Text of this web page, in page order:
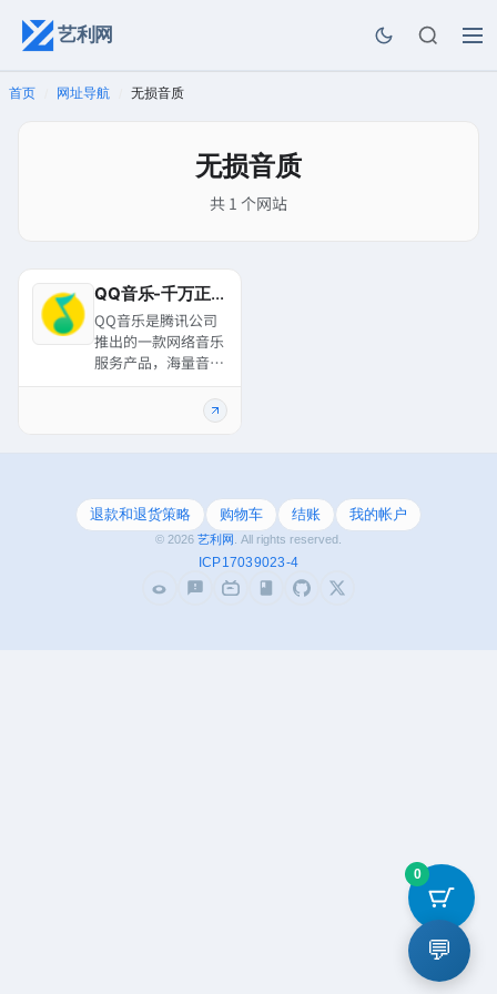
艺利网
首页 网址导航 无损音质
无损音质
共 1 个网站
QQ音乐-千万正版音乐海量无损曲库新歌热歌天天畅听的高品质音乐平台！
QQ音乐是腾讯公司
推出的一款网络音乐
服务产品，海量音乐
在线首发、歌词翻
译、手机铃声下载、
背景音乐设置、MV
观看等，是互联网音
乐播放和下载的优
退款和退货策略 购物车 结账 我的帐户
© 2026 艺利网 . All rights reserved.
ICP17039023-4
0
💬